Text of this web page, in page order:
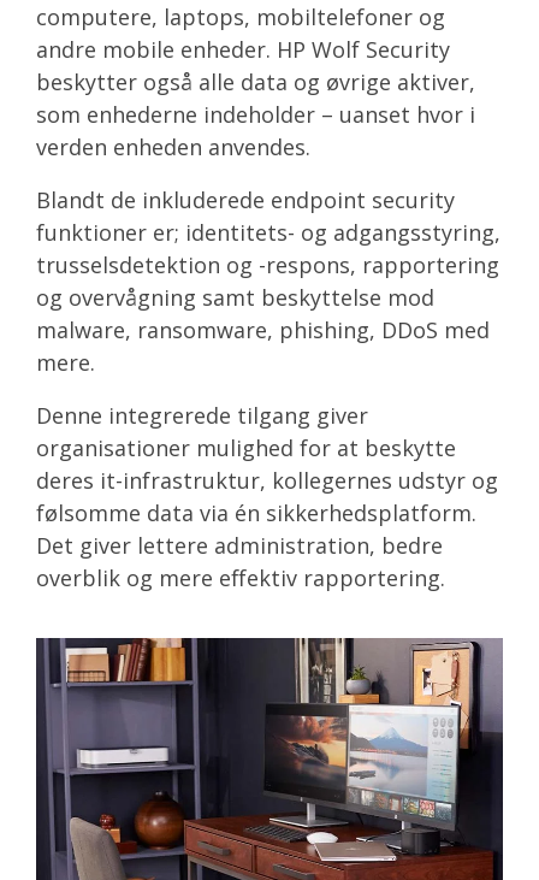
computere, laptops, mobiltelefoner og
andre mobile enheder. HP Wolf Security
beskytter også alle data og øvrige aktiver,
som enhederne indeholder – uanset hvor i
verden enheden anvendes.
Blandt de inkluderede endpoint security
funktioner er; identitets- og adgangsstyring,
trusselsdetektion og -respons, rapportering
og overvågning samt beskyttelse mod
malware, ransomware, phishing, DDoS med
mere.
Denne integrerede tilgang giver
organisationer mulighed for at beskytte
deres it-infrastruktur, kollegernes udstyr og
følsomme data via én sikkerhedsplatform.
Det giver lettere administration, bedre
overblik og mere effektiv rapportering.